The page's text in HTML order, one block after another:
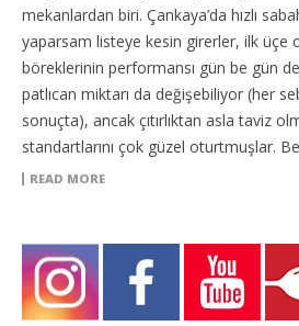
mekanlardan biri. Çankaya’da hızlı
yaparsam listeye kesin girerler, ilk üçe
böreklerinin performansı gün be gün
patlıcan miktarı da değişebiliyor (her
sonuçta), ancak çıtırlıktan asla taviz
standartlarını çok güzel oturtmuşlar.
READ MORE